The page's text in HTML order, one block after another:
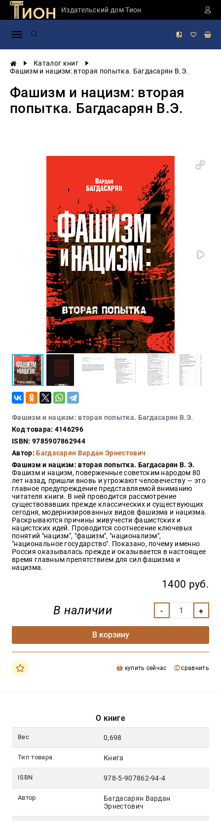
Издательский дом Тион
Каталог книг
Фашизм и нацизм: вторая попытка. Багдасарян В.Э.
Фашизм и нацизм: вторая
попытка. Багдасарян В.Э.
Фашизм и нацизм: вторая попытка. Багдасарян В.Э.
Код товара: 4146296
ISBN: 9785907862944
Автор:Багдасарян Вардан Эрнестович
Фашизм и нацизм: вторая попытка. Багдасарян В. Э.
Фашизм и нацизм, поверженные советским народом 80
лет назад, пришли вновь и угрожают человечеству — это
главное предупреждение представляемой вниманию
читателя книги. В ней проводится рассмотрение
существовавших прежде классических и существующих
сегодня, модернизированных видов фашизма и нацизма.
Раскрываются причины живучести фашистских и
нацистских идей. Проводится соотнесение ключевых
понятий "нацизм", "фашизм", "национализм",
"национальное государство". Показано, почему именно
Россия оказывалась прежде и оказывается в настоящее
время главным препятствием для сил фашизма и
нацизма.
1400 руб.
В наличии
В корзину
купить сейчас сравнить
О книге
Вес 0,698
Тип товара Книга
ISBN 978-5-907862-94-4
Автор
Багдасарян Вардан
Эрнестович
Занимательная
России
история
Экономика
Учебная
Публицистика
Тайное и
непознанное
Философия
Военная
история
Конспирология
Политика
Религия
Туризм
Разное
гастрономия,
кулинария
Красота
и
здоровье
Оптовикам
Авторам
Контакты
Мероприятия
magazin.ru